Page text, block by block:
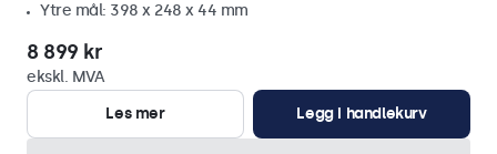
Ytre mål: 398 x 248 x 44 mm
8 899 kr
ekskl. MVA
Les mer
Legg i handlekurv